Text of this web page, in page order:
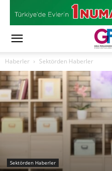
Haberler Sektörden Haberler
Sektörden Haberler